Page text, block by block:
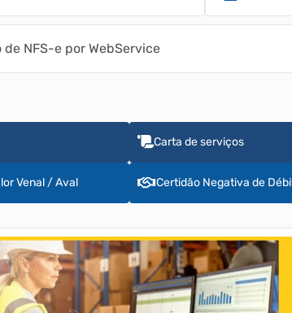
de NFS-e por WebService
Carta de serviços
Venal / Aval Certidão Negativa de